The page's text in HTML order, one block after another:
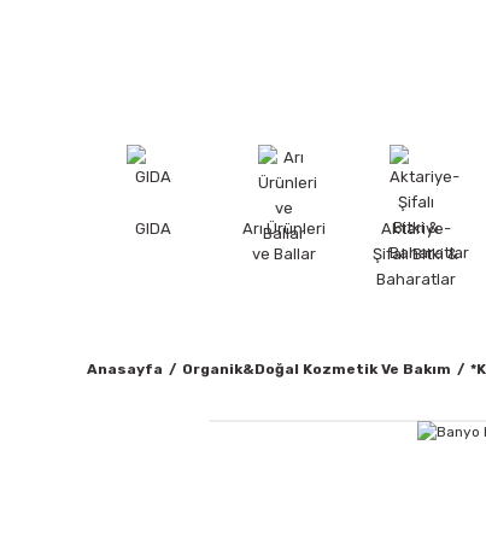
GIDA
Arı Ürünleri
ve Ballar
Aktariye-
Şifalı Bitki &
Baharatlar
Anasayfa Organik&Doğal Kozmetik Ve Bakım